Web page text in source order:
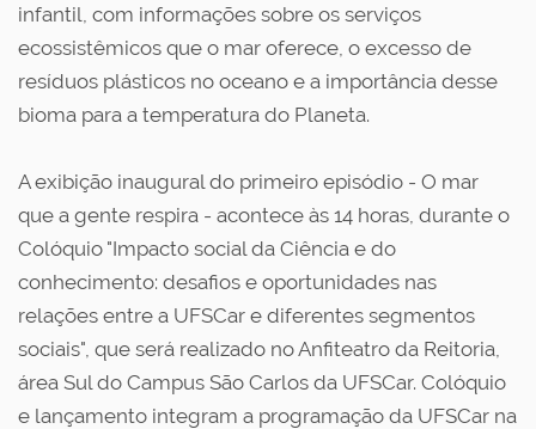
infantil, com informações sobre os serviços
ecossistêmicos que o mar oferece, o excesso de
resíduos plásticos no oceano e a importância desse
bioma para a temperatura do Planeta.
A exibição inaugural do primeiro episódio - O mar
que a gente respira - acontece às 14 horas, durante o
Colóquio "Impacto social da Ciência e do
conhecimento: desafios e oportunidades nas
relações entre a UFSCar e diferentes segmentos
sociais", que será realizado no Anfiteatro da Reitoria,
área Sul do Campus São Carlos da UFSCar. Colóquio
e lançamento integram a programação da UFSCar na